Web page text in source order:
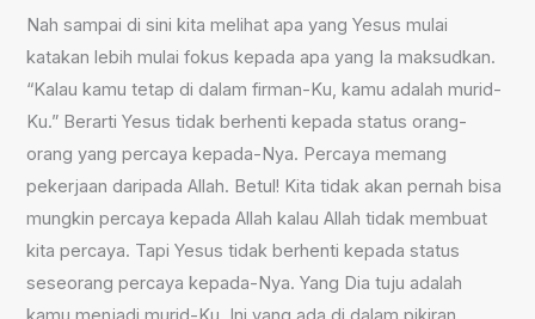
Nah sampai di sini kita melihat apa yang Yesus mulai
katakan lebih mulai fokus kepada apa yang Ia maksudkan.
“Kalau kamu tetap di dalam firman-Ku, kamu adalah murid-
Ku.” Berarti Yesus tidak berhenti kepada status orang-
orang yang percaya kepada-Nya. Percaya memang
pekerjaan daripada Allah. Betul! Kita tidak akan pernah bisa
mungkin percaya kepada Allah kalau Allah tidak membuat
kita percaya. Tapi Yesus tidak berhenti kepada status
seseorang percaya kepada-Nya. Yang Dia tuju adalah